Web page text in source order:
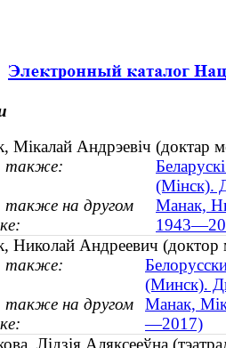
Мікалай Андрэевіч (доктар
также:
(Мінск).
на другом
Манак,
Николай Андреевич
также:
(Минск).
на другом
Манак,
—2017)